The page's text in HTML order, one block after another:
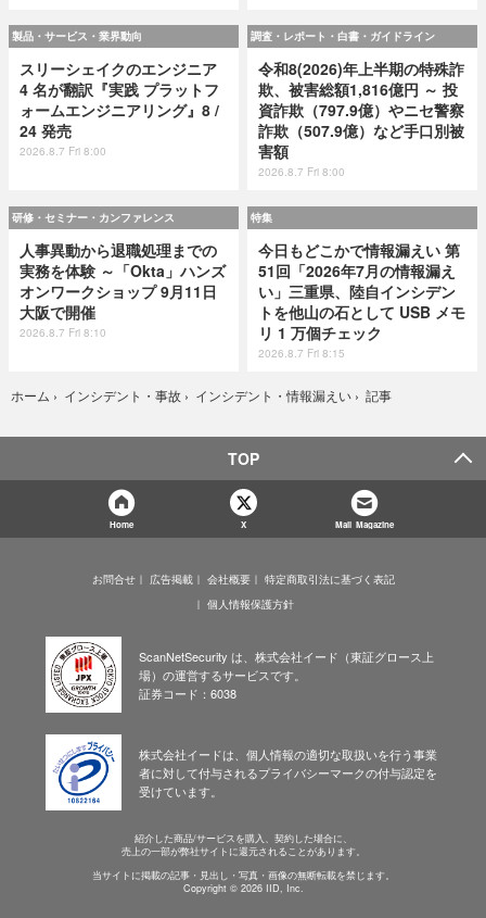
製品・サービス・業界動向
スリーシェイクのエンジニア
4 名が翻訳『実践 プラットフ
ォームエンジニアリング』8 /
24 発売
2026.8.7 Fri 8:00
調査・レポート・白書・ガイドライン
令和8(2026)年上半期の特殊詐
欺、被害総額1,816億円 ～ 投
資詐欺（797.9億）やニセ警察
詐欺（507.9億）など手口別被
害額
2026.8.7 Fri 8:00
研修・セミナー・カンファレンス
人事異動から退職処理までの
実務を体験 ～「Okta」ハンズ
オンワークショップ 9月11日
大阪で開催
2026.8.7 Fri 8:10
特集
今日もどこかで情報漏えい 第
51回「2026年7月の情報漏え
い」三重県、陸自インシデン
トを他山の石として USB メモ
リ 1 万個チェック
2026.8.7 Fri 8:15
ホーム › インシデント・事故 › インシデント・情報漏えい › 記事
TOP
Home X Mail Magazine
お問合せ 広告掲載 会社概要
特定商取引法に基づく表記
個人情報保護方針
ScanNetSecurity は、株式会社イード（東証グロース上
場）の運営するサービスです。
証券コード：6038
株式会社イードは、個人情報の適切な取扱いを行う事業
者に対して付与されるプライバシーマークの付与認定を
受けています。
紹介した商品/サービスを購入、契約した場合に、
売上の一部が弊社サイトに還元されることがあります。
当サイトに掲載の記事・見出し・写真・画像の無断転載を禁じます。
Copyright © 2026 IID, Inc.